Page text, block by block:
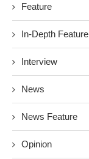
Feature
In-Depth Feature
Interview
News
News Feature
Opinion